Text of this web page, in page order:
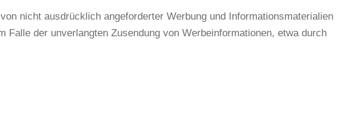
nicht ausdrücklich angeforderter Werbung und Informationsmaterialien
der unverlangten Zusendung von Werbeinformationen, etwa durch